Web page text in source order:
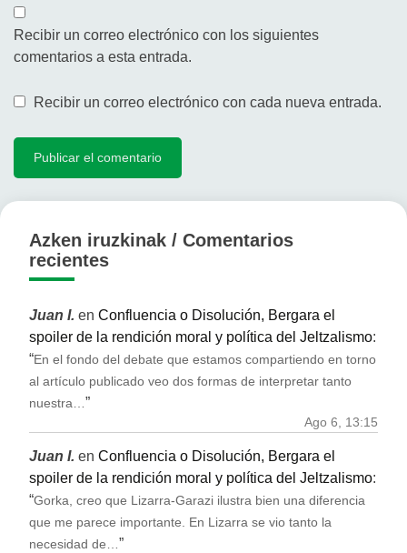
Recibir un correo electrónico con los siguientes
comentarios a esta entrada.
Recibir un correo electrónico con cada nueva entrada.
Azken iruzkinak / Comentarios
recientes
Juan I. en Confluencia o Disolución, Bergara el
spoiler de la rendición moral y política del Jeltzalismo:
“En el fondo del debate que estamos compartiendo en torno
al artículo publicado veo dos formas de interpretar tanto
nuestra… ”
Ago 6, 13:15
Juan I. en Confluencia o Disolución, Bergara el
spoiler de la rendición moral y política del Jeltzalismo:
“Gorka, creo que Lizarra-Garazi ilustra bien una diferencia
que me parece importante. En Lizarra se vio tanto la
necesidad de… ”